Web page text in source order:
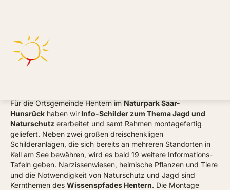
Wissenspfad Hentern
Für die Ortsgemeinde Hentern im Naturpark Saar-
Hunsrück haben wir Info-Schilder zum Thema Jagd und
Naturschutz erarbeitet und samt Rahmen montagefertig
geliefert. Neben zwei großen dreischenkligen
Schilderanlagen, die sich bereits an mehreren Standorten in
Kell am See bewähren, wird es bald 19 weitere Informations-
Tafeln geben. Narzissenwiesen, heimische Pflanzen und Tiere
und die Notwendigkeit von Naturschutz und Jagd sind
Kernthemen des Wissenspfades Hentern. Die Montage